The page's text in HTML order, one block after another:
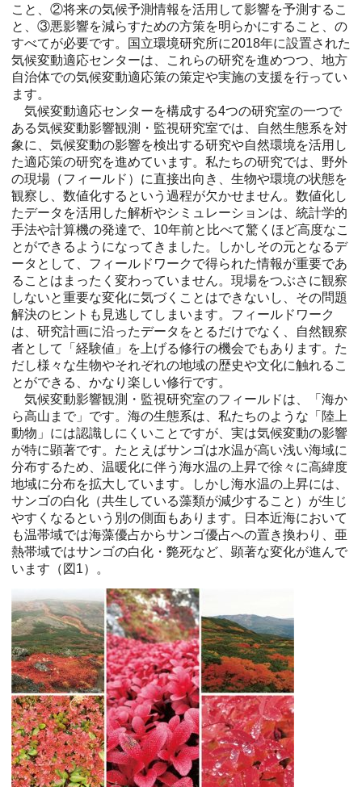
こと、②将来の気候予測情報を活用して影響を予測するこ
と、③悪影響を減らすための方策を明らかにすること、の
すべてが必要です。国立環境研究所に2018年に設置された
気候変動適応センターは、これらの研究を進めつつ、地方
自治体での気候変動適応策の策定や実施の支援を行ってい
ます。
気候変動適応センターを構成する4つの研究室の一つで
ある気候変動影響観測・監視研究室では、自然生態系を対
象に、気候変動の影響を検出する研究や自然環境を活用し
た適応策の研究を進めています。私たちの研究では、野外
の現場（フィールド）に直接出向き、生物や環境の状態を
観察し、数値化するという過程が欠かせません。数値化し
たデータを活用した解析やシミュレーションは、統計学的
手法や計算機の発達で、10年前と比べて驚くほど高度なこ
とができるようになってきました。しかしその元となるデ
ータとして、フィールドワークで得られた情報が重要であ
ることはまったく変わっていません。現場をつぶさに観察
しないと重要な変化に気づくことはできないし、その問題
解決のヒントも見逃してしまいます。フィールドワーク
は、研究計画に沿ったデータをとるだけでなく、自然観察
者として「経験値」を上げる修行の機会でもあります。た
だし様々な生物やそれぞれの地域の歴史や文化に触れるこ
とができる、かなり楽しい修行です。
気候変動影響観測・監視研究室のフィールドは、「海か
ら高山まで」です。海の生態系は、私たちのような「陸上
動物」には認識しにくいことですが、実は気候変動の影響
が特に顕著です。たとえばサンゴは水温が高い浅い海域に
分布するため、温暖化に伴う海水温の上昇で徐々に高緯度
地域に分布を拡大しています。しかし海水温の上昇には、
サンゴの白化（共生している藻類が減少すること）が生じ
やすくなるという別の側面もあります。日本近海において
も温帯域では海藻優占からサンゴ優占への置き換わり、亜
熱帯域ではサンゴの白化・斃死など、顕著な変化が進んで
います（図1）。